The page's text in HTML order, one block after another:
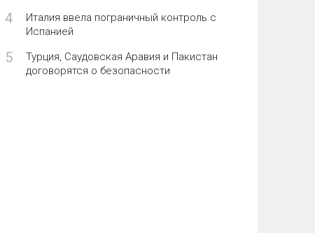
4
Италия ввела пограничный контроль с
Испанией
5
Турция, Саудовская Аравия и Пакистан
договорятся о безопасности